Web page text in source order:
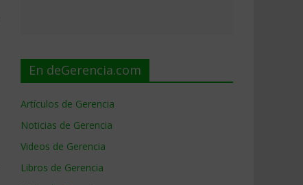
En deGerencia.com
Artículos de Gerencia
Noticias de Gerencia
Videos de Gerencia
Libros de Gerencia